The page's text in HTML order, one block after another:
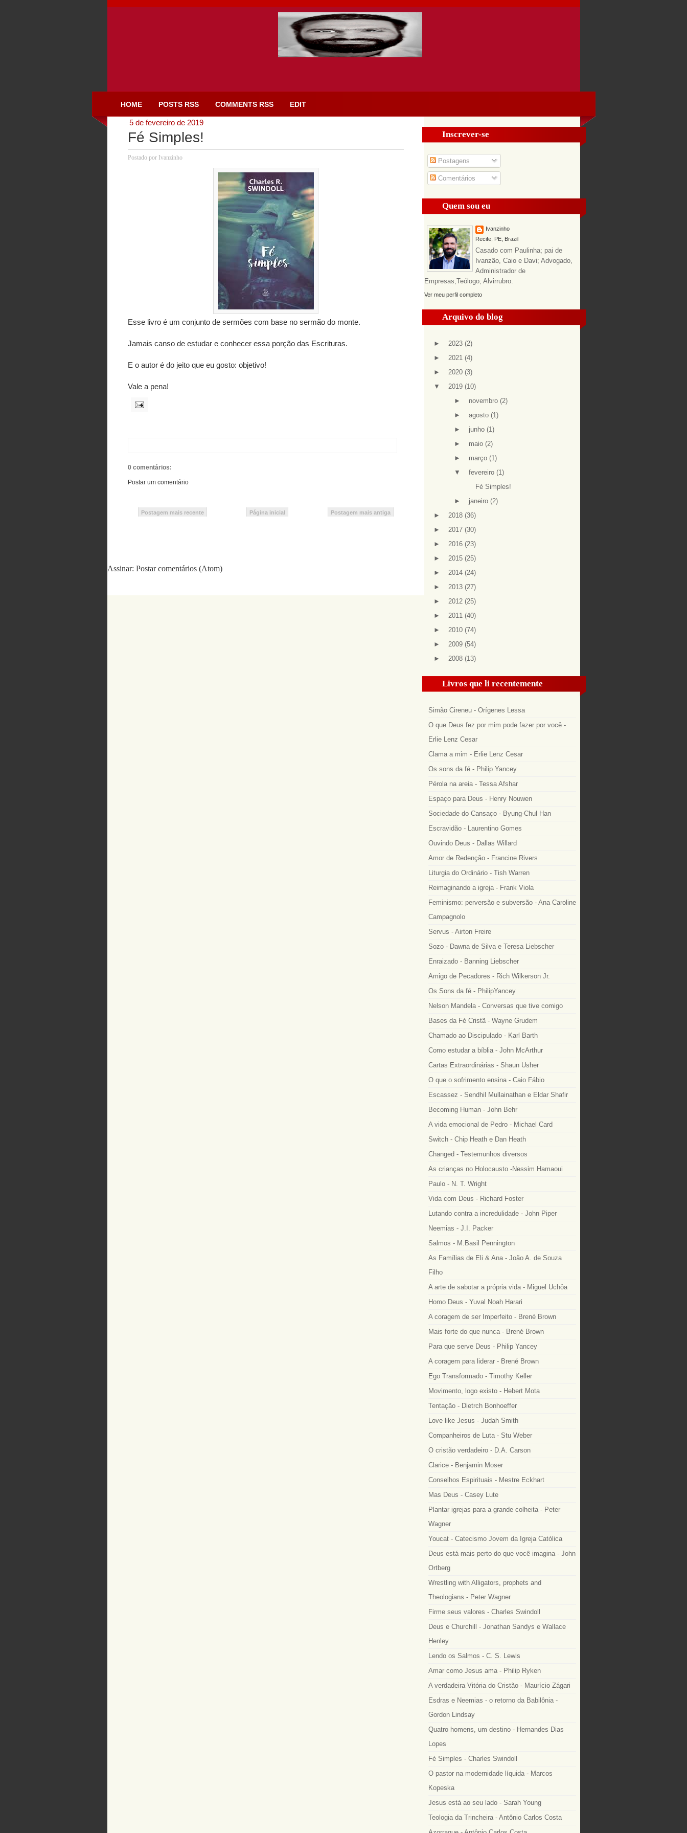
HOME POSTS RSS COMMENTS RSS EDIT
5 de fevereiro de 2019
Fé Simples!
Postado por Ivanzinho
Esse livro é um conjunto de sermões com base no sermão do monte.
Jamais canso de estudar e conhecer essa porção das Escrituras.
E o autor é do jeito que eu gosto: objetivo!
Vale a pena!
0 comentários:
Postar um comentário
Postagem mais recente Postagem mais antiga
Página inicial
Assinar: Postar comentários (Atom)
Inscrever-se
Postagens
Comentários
Quem sou eu
Ivanzinho
Recife, PE, Brazil
Casado com Paulinha; pai de
Ivanzão, Caio e Davi; Advogado,
Administrador de
Empresas,Teólogo; Alvirrubro.
Ver meu perfil completo
Arquivo do blog
► 2023 (2)
►
2021 (4)
►
2020 (3)
▼
2019 (10)
►
novembro(2)
►
agosto(1)
►
junho(1)
►
maio(2)
►
março(1)
▼
fevereiro(1)
Fé Simples!
►
janeiro(2)
►
2018 (36)
►
2017 (30)
►
2016 (23)
►
2015 (25)
►
2014 (24)
►
2013 (27)
►
2012 (25)
►
2011 (40)
►
2010 (74)
►
2009 (54)
►
2008 (13)
Livros que li recentemente
Simão Cireneu - Orígenes Lessa
O que Deus fez por mim pode fazer por você -
Erlie Lenz Cesar
Clama a mim - Erlie Lenz Cesar
Os sons da fé - Philip Yancey
Pérola na areia - Tessa Afshar
Espaço para Deus - Henry Nouwen
Sociedade do Cansaço - Byung-Chul Han
Escravidão - Laurentino Gomes
Ouvindo Deus - Dallas Willard
Amor de Redenção - Francine Rivers
Liturgia do Ordinário - Tish Warren
Reimaginando a igreja - Frank Viola
Feminismo: perversão e subversão - Ana Caroline
Campagnolo
Servus - Airton Freire
Sozo - Dawna de Silva e Teresa Liebscher
Enraizado - Banning Liebscher
Amigo de Pecadores - Rich Wilkerson Jr.
Os Sons da fé - PhilipYancey
Nelson Mandela - Conversas que tive comigo
Bases da Fé Cristã - Wayne Grudem
Chamado ao Discipulado - Karl Barth
Como estudar a bíblia - John McArthur
Cartas Extraordinárias - Shaun Usher
O que o sofrimento ensina - Caio Fábio
Escassez - Sendhil Mullainathan e Eldar Shafir
Becoming Human - John Behr
A vida emocional de Pedro - Michael Card
Switch - Chip Heath e Dan Heath
Changed - Testemunhos diversos
As crianças no Holocausto -Nessim Hamaoui
Paulo - N. T. Wright
Vida com Deus - Richard Foster
Lutando contra a incredulidade - John Piper
Neemias - J.I. Packer
Salmos - M.Basil Pennington
As Famílias de Eli & Ana - João A. de Souza
Filho
A arte de sabotar a própria vida - Miguel Uchôa
Homo Deus - Yuval Noah Harari
A coragem de ser Imperfeito - Brené Brown
Mais forte do que nunca - Brené Brown
Para que serve Deus - Philip Yancey
A coragem para liderar - Brené Brown
Ego Transformado - Timothy Keller
Movimento, logo existo - Hebert Mota
Tentação - Dietrch Bonhoeffer
Love like Jesus - Judah Smith
Companheiros de Luta - Stu Weber
O cristão verdadeiro - D.A. Carson
Clarice - Benjamin Moser
Conselhos Espirituais - Mestre Eckhart
Mas Deus - Casey Lute
Plantar igrejas para a grande colheita - Peter
Wagner
Youcat - Catecismo Jovem da Igreja Católica
Deus está mais perto do que você imagina - John
Ortberg
Wrestling with Alligators, prophets and
Theologians - Peter Wagner
Firme seus valores - Charles Swindoll
Deus e Churchill - Jonathan Sandys e Wallace
Henley
Lendo os Salmos - C. S. Lewis
Amar como Jesus ama - Philip Ryken
A verdadeira Vitória do Cristão - Maurício Zágari
Esdras e Neemias - o retorno da Babilônia -
Gordon Lindsay
Quatro homens, um destino - Hernandes Dias
Lopes
Fé Simples - Charles Swindoll
O pastor na modernidade líquida - Marcos
Kopeska
Jesus está ao seu lado - Sarah Young
Teologia da Trincheira - Antônio Carlos Costa